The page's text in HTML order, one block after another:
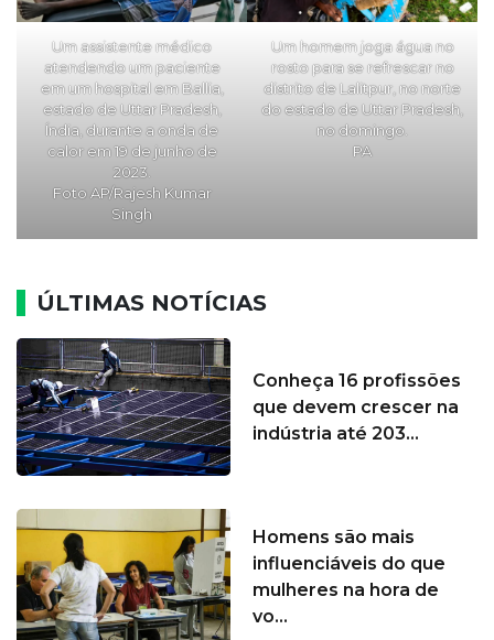
Um assistente médico
atendendo um paciente
em um hospital em Ballia,
estado de Uttar Pradesh,
Índia, durante a onda de
calor em 19 de junho de
2023.
Foto AP/Rajesh Kumar
Singh
Um homem joga água no
rosto para se refrescar no
distrito de Lalitpur, no norte
do estado de Uttar Pradesh,
no domingo.
PA
ÚLTIMAS NOTÍCIAS
Conheça 16 profissões
que devem crescer na
indústria até 203...
Homens são mais
influenciáveis do que
mulheres na hora de
vo...